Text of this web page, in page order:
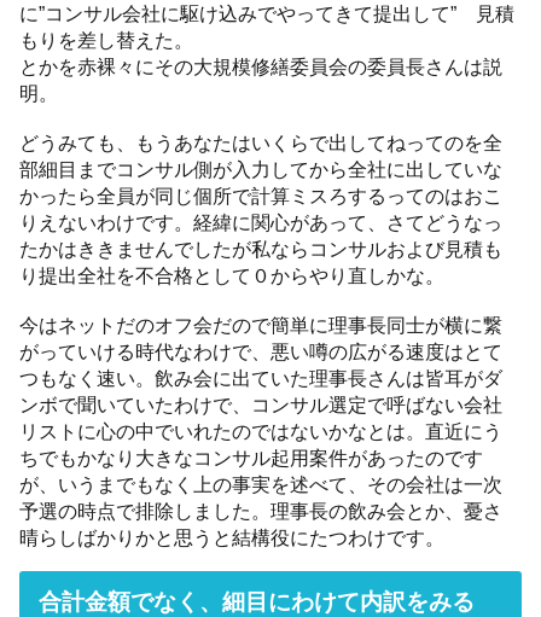
に”コンサル会社に駆け込みでやってきて提出して” 見積
もりを差し替えた。
とかを赤裸々にその大規模修繕委員会の委員長さんは説
明。
どうみても、もうあなたはいくらで出してねってのを全
部細目までコンサル側が入力してから全社に出していな
かったら全員が同じ個所で計算ミスろするってのはおこ
りえないわけです。経緯に関心があって、さてどうなっ
たかはききませんでしたが私ならコンサルおよび見積も
り提出全社を不合格として０からやり直しかな。
今はネットだのオフ会だので簡単に理事長同士が横に繋
がっていける時代なわけで、悪い噂の広がる速度はとて
つもなく速い。飲み会に出ていた理事長さんは皆耳がダ
ンボで聞いていたわけで、コンサル選定で呼ばない会社
リストに心の中でいれたのではないかなとは。直近にう
ちでもかなり大きなコンサル起用案件があったのです
が、いうまでもなく上の事実を述べて、その会社は一次
予選の時点で排除しました。理事長の飲み会とか、憂さ
晴らしばかりかと思うと結構役にたつわけです。
合計金額でなく、細目にわけて内訳をみる